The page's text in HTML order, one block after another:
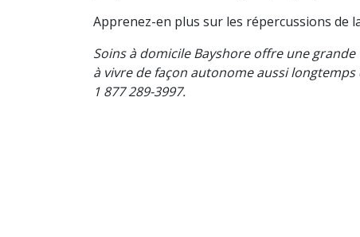
Apprenez-en plus sur les répercussions de
Soins à domicile Bayshore offre une
à vivre de façon autonome aussi
1 877 289-3997.